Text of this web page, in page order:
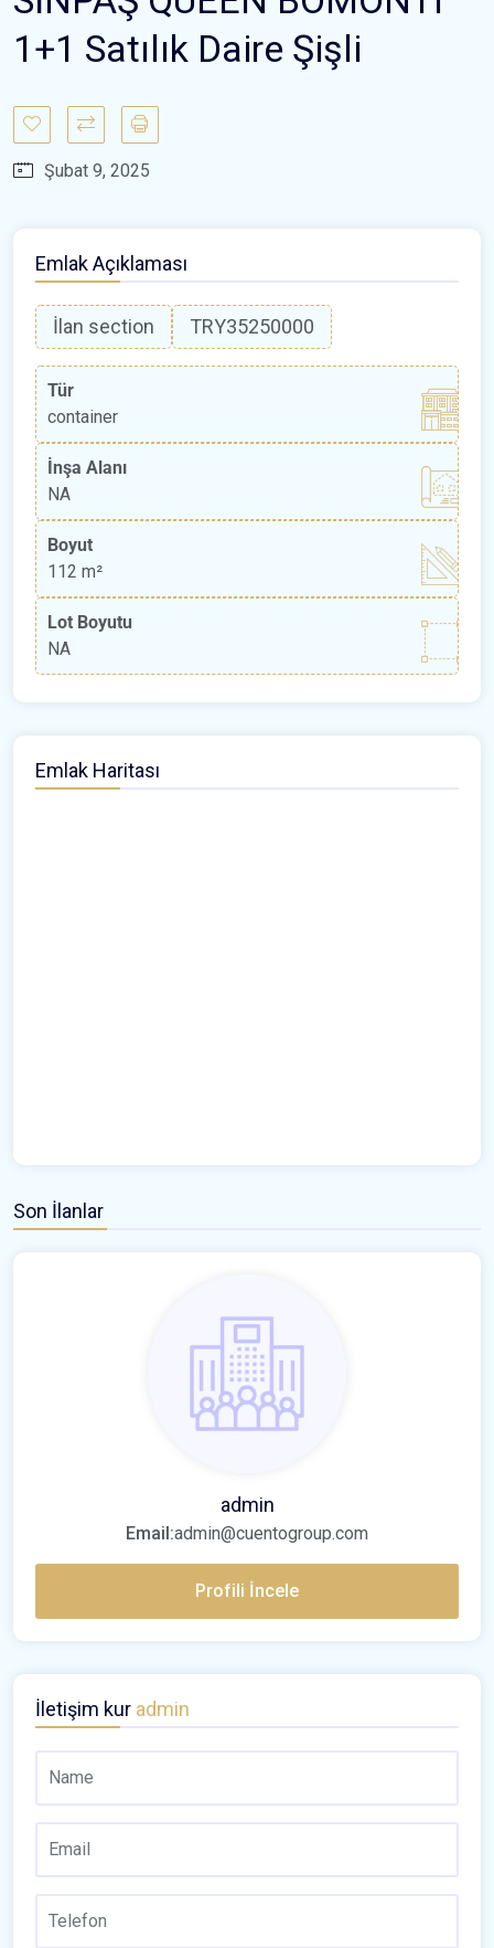
1+1 Satılık Daire Şişli
Şubat 9, 2025
Emlak Açıklaması
İlan section TRY35250000
Tür
container
İnşa Alanı
NA
Boyut
112 m²
Lot Boyutu
NA
Emlak Haritası
Son İlanlar
admin
Email:admin@cuentogroup.com
Profili İncele
İletişim kur admin